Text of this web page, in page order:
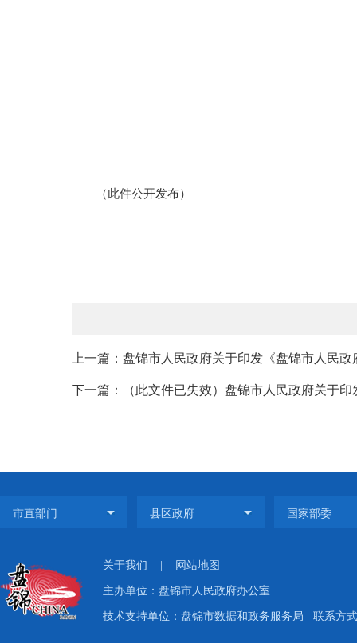
（此件公开发布）
上一篇：盘锦市人民政府关于印发《盘锦市人民
下一篇：（此文件已失效）盘锦市人民政府关于
关于我们 网站地图
主办单位：盘锦市人民政府办公室
技术支持单位：盘锦市数据和政务服务局 联系方